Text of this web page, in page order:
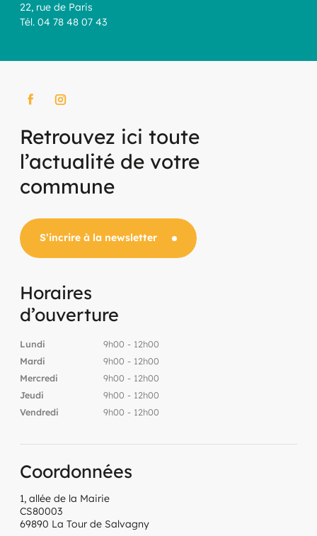
22, rue de Paris
Tél. 04 78 48 07 43
Retrouvez ici toute
l’actualité de votre
commune
S’incrire à la newsletter
Horaires
d’ouverture
Lundi
9h00 - 12h00
Mardi
9h00 - 12h00
Mercredi
9h00 - 12h00
Jeudi
9h00 - 12h00
Vendredi
9h00 - 12h00
Coordonnées
1, allée de la Mairie
CS80003
69890 La Tour de Salvagny